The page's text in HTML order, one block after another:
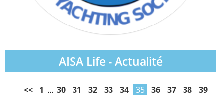
AISA Life - Actualité
<< 1 ... 30 31 32 33 34 35 36 37 38
39